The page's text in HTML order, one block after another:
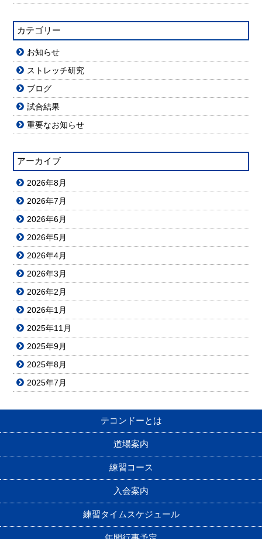
カテゴリー
お知らせ
ストレッチ研究
ブログ
試合結果
重要なお知らせ
アーカイブ
2026年8月
2026年7月
2026年6月
2026年5月
2026年4月
2026年3月
2026年2月
2026年1月
2025年11月
2025年9月
2025年8月
2025年7月
テコンドーとは
道場案内
練習コース
入会案内
練習タイムスケジュール